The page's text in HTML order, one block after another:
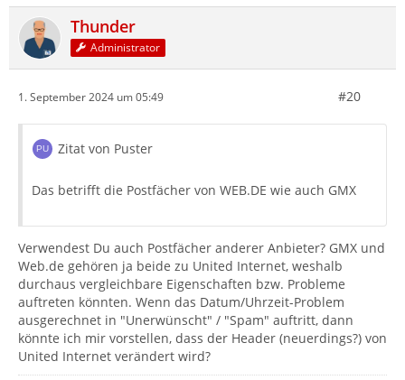
Thunder
Administrator
1. September 2024 um 05:49 #20
Zitat von Puster
Das betrifft die Postfächer von WEB.DE wie auch GMX
Verwendest Du auch Postfächer anderer Anbieter? GMX und
Web.de gehören ja beide zu United Internet, weshalb
durchaus vergleichbare Eigenschaften bzw. Probleme
auftreten könnten. Wenn das Datum/Uhrzeit-Problem
ausgerechnet in "Unerwünscht" / "Spam" auftritt, dann
könnte ich mir vorstellen, dass der Header (neuerdings?) von
United Internet verändert wird?